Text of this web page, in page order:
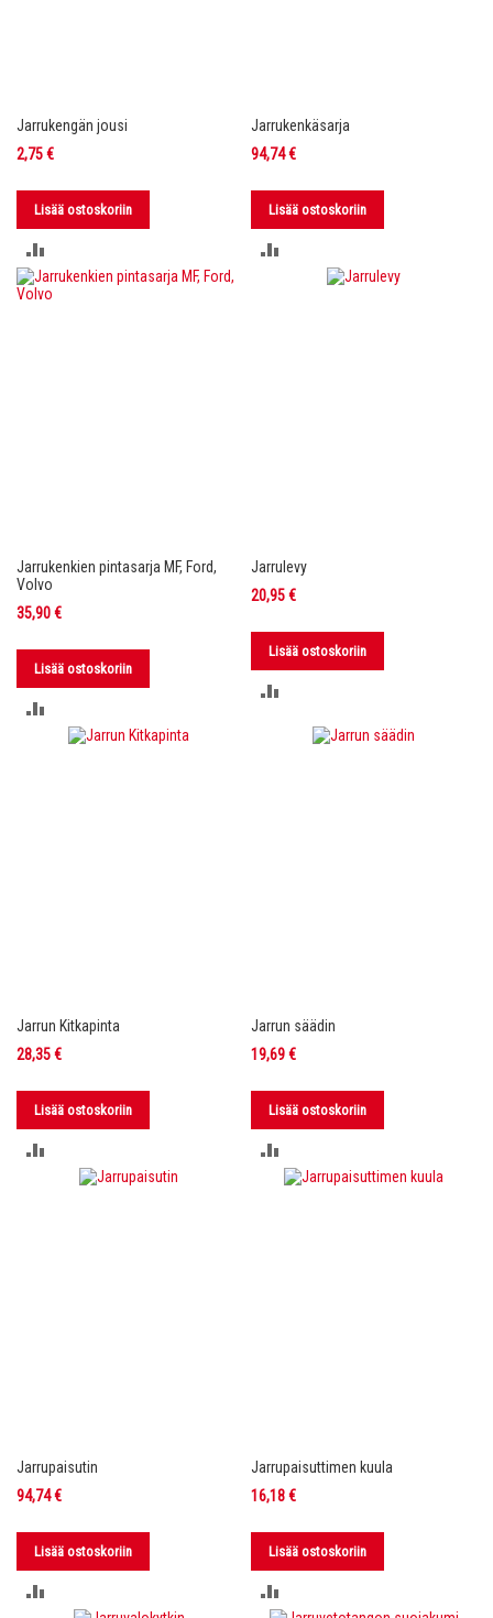
Jarrukengän jousi
2,75 €
Lisää ostoskoriin
VERTAILUUN
Jarrukenkäsarja
94,74 €
Lisää ostoskoriin
VERTAILUUN
Jarrukenkien pintasarja MF, Ford,
Volvo
35,90 €
Lisää ostoskoriin
VERTAILUUN
Jarrulevy
20,95 €
Lisää ostoskoriin
VERTAILUUN
Jarrun Kitkapinta
28,35 €
Lisää ostoskoriin
VERTAILUUN
Jarrun säädin
19,69 €
Lisää ostoskoriin
VERTAILUUN
Jarrupaisutin
94,74 €
Lisää ostoskoriin
Jarrupaisuttimen kuula
16,18 €
Lisää ostoskoriin